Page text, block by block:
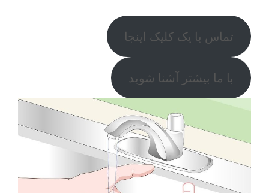
تماس با یک کلیک اینجا
با ما بیشتر آشنا شوید